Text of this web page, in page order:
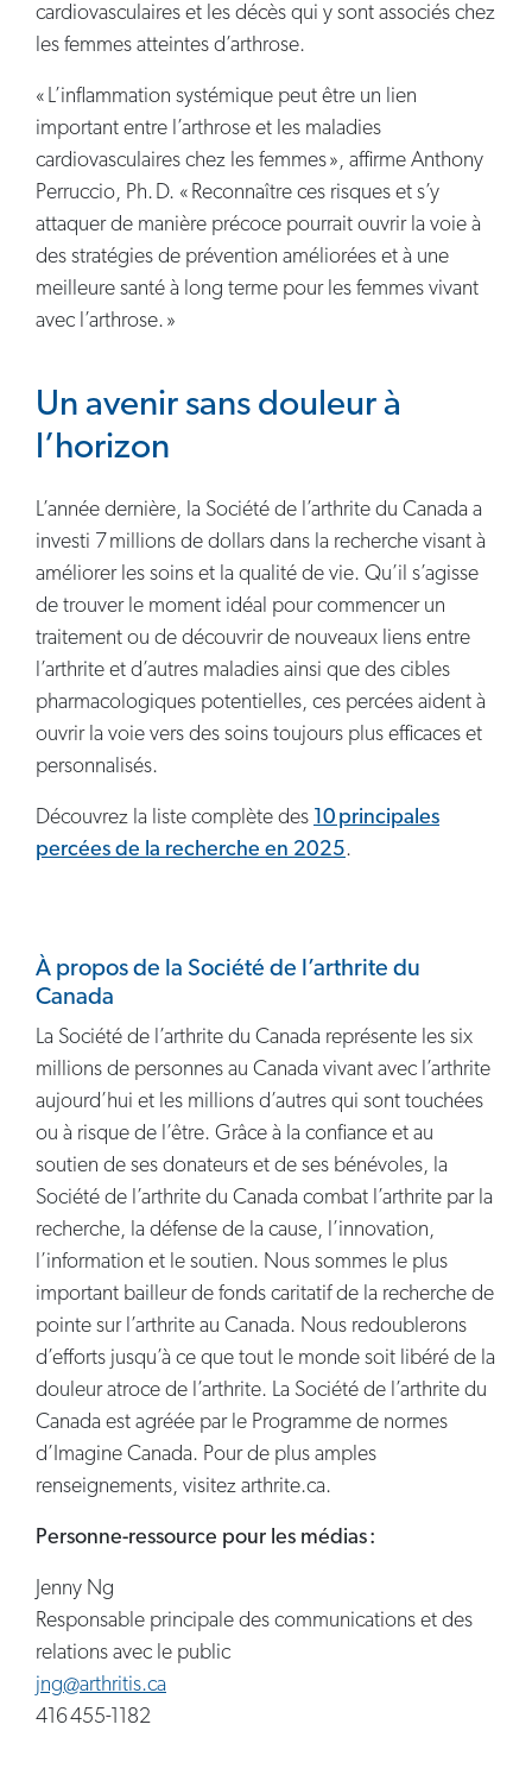
cardiovasculaires et les décès qui y sont associés chez
les femmes atteintes d’arthrose.
« L’inflammation systémique peut être un lien
important entre l’arthrose et les maladies
cardiovasculaires chez les femmes », affirme Anthony
Perruccio, Ph. D. « Reconnaître ces risques et s’y
attaquer de manière précoce pourrait ouvrir la voie à
des stratégies de prévention améliorées et à une
meilleure santé à long terme pour les femmes vivant
avec l’arthrose. »
Un avenir sans douleur à
l’horizon
L’année dernière, la Société de l’arthrite du Canada a
investi 7 millions de dollars dans la recherche visant à
améliorer les soins et la qualité de vie. Qu’il s’agisse
de trouver le moment idéal pour commencer un
traitement ou de découvrir de nouveaux liens entre
l’arthrite et d’autres maladies ainsi que des cibles
pharmacologiques potentielles, ces percées aident à
ouvrir la voie vers des soins toujours plus efficaces et
personnalisés.
Découvrez la liste complète des 10 principales
percées de la recherche en 2025.
À propos de la Société de l’arthrite du
Canada
La Société de l’arthrite du Canada représente les six
millions de personnes au Canada vivant avec l’arthrite
aujourd’hui et les millions d’autres qui sont touchées
ou à risque de l’être. Grâce à la confiance et au
soutien de ses donateurs et de ses bénévoles, la
Société de l’arthrite du Canada combat l’arthrite par la
recherche, la défense de la cause, l’innovation,
l’information et le soutien. Nous sommes le plus
important bailleur de fonds caritatif de la recherche de
pointe sur l’arthrite au Canada. Nous redoublerons
d’efforts jusqu’à ce que tout le monde soit libéré de la
douleur atroce de l’arthrite. La Société de l’arthrite du
Canada est agréée par le Programme de normes
d’Imagine Canada. Pour de plus amples
renseignements, visitez arthrite.ca.
Personne-ressource pour les médias :
Jenny Ng
Responsable principale des communications et des
relations avec le public
jng@arthritis.ca
416 455-1182